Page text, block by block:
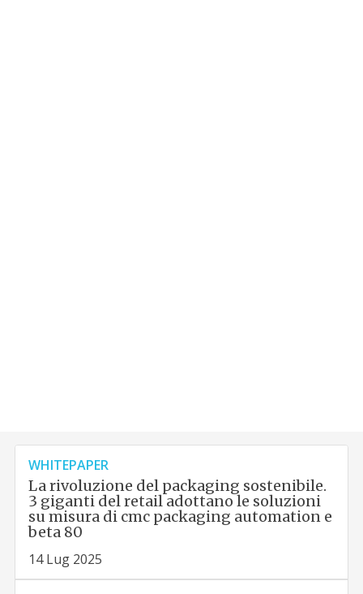
WHITEPAPER
La rivoluzione del packaging sostenibile.
3 giganti del retail adottano le soluzioni
su misura di cmc packaging automation e
beta 80
14 Lug 2025